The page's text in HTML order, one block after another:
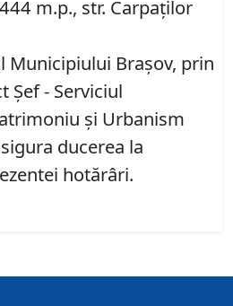
m.p., str. Carpaților
Municipiului Braşov, prin
Şef - Serviciul
şi Urbanism
ducerea la
hotărâri.